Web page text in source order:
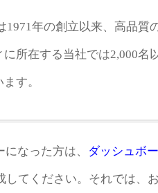
1971年の創立以来、高品質
所在する当社では2,000名
す。
になった方は、 ダッシュボ
してください。それでは、